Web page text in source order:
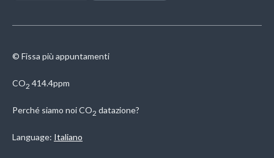
© Fissa più appuntamenti
CO2 414.4ppm
Perché siamo noiCO2 datazione?
Language: Italiano